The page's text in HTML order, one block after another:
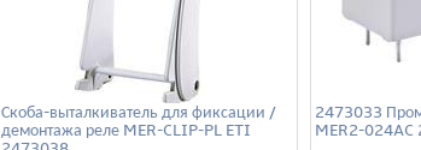
Скоба-выталкиватель для фиксации /
демонтажа реле MER-CLIP-PL ETI
2473033
MER2-024AC